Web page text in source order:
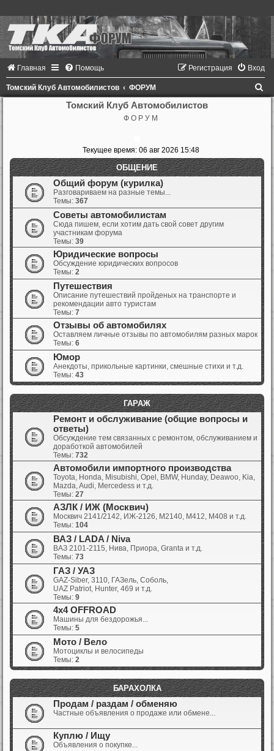
Главная Помощь Вход
Регистрация
Томский Клуб Автомобилистов ФОРУМ
Томский Клуб Автомобилистов
Ф О Р У М
Текущее время: 06 авг 2026 15:48
ОБЩЕНИЕ
Общий форум (курилка)
Разговариваем на разные темы...
Темы: 367
Советы автомобилистам
Сюда пишем, если хотим дать свой совет другим
участникам форума
Темы: 39
Юридические вопросы
Обсуждение юридических вопросов
Темы: 2
Путешествия
Описание путешествий пройденых на транспорте и
рекомендации авто туристам
Темы: 7
Отзывы об автомобилях
Оставляем личные отзывы по автомобилям разных марок
Темы: 6
Юмор
Анекдоты, прикольные картинки, смешные стихи и т.д.
Темы: 43
ГАРАЖ
Ремонт и обслуживание (общие вопросы и
ответы)
Обсуждение тем связанных с ремонтом, обслуживанием и
доработкой автомобилей
Темы: 732
Автомобили импортного производства
Toyota, Honda, Misubishi, Opel, BMW, Hunday, Deawoo, Kia,
Mazda, Audi, Mercedess и т.д.
Темы: 27
АЗЛК / ИЖ (Москвич)
Москвич 2141/2142, ИЖ-2126, М2140, М412, М408 и т.д.
Темы: 104
ВАЗ / LADA / Niva
ВАЗ 2101-2115, Нива, Приора, Granta и т.д.
Темы: 73
ГАЗ / УАЗ
GAZ-Siber, 3110, ГАЗель, Соболь,
UAZ Patriot, Hunter, 469 и т.д.
Темы: 9
4x4 OFFROAD
Машины для бездорожья...
Темы: 5
Мото / Вело
Мотоциклы и велосипеды
Темы: 2
БАРАХОЛКА
Продам / раздам / обменяю
Частные объявления о продаже или обмене...
Куплю / Ищу
Объявления о покупке...